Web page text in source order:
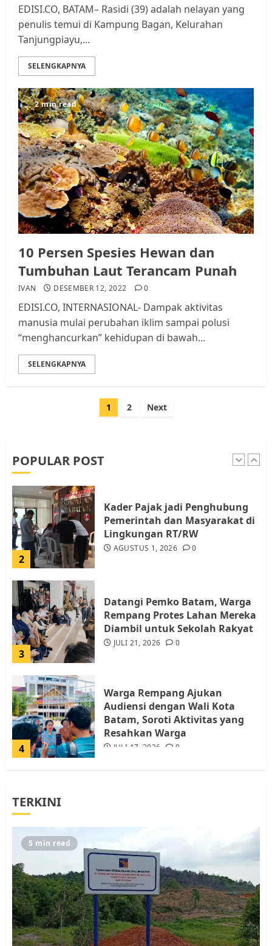
EDISI.CO, BATAM– Rasidi (39) adalah nelayan yang
penulis temui di Kampung Bagan, Kelurahan
Tanjungpiayu,...
SELENGKAPNYA
2 min read
10 Persen Spesies Hewan dan
Tumbuhan Laut Terancam Punah
IVAN DESEMBER 12, 2022 0
EDISI.CO, INTERNASIONAL- Dampak aktivitas
manusia mulai perubahan iklim sampai polusi
“menghancurkan” kehidupan di bawah...
SELENGKAPNYA
1 2 Next
POPULAR POST
3
Datangi Pemko Batam, Warga
Rempang Protes Lahan Mereka
Diambil untuk Sekolah Rakyat
JULI 21, 2026 0
4
Warga Rempang Ajukan
Audiensi dengan Wali Kota
Batam, Soroti Aktivitas yang
Resahkan Warga
JULI 17, 2026 0
Tim Advokasi Desak BP Batam
Berhenti Merampas Tanah
Warga Rempang
1
Pemko Batam Tegaskan RT dan
2
Kader Pajak jadi Penghubung
Pemerintah dan Masyarakat di
Lingkungan RT/RW
AGUSTUS 1, 2026 0
3
Datangi Pemko Batam, Warga
Rempang Protes Lahan Mereka
Diambil untuk Sekolah Rakyat
JULI 21, 2026 0
4
Warga Rempang Ajukan
Audiensi dengan Wali Kota
Batam, Soroti Aktivitas yang
Resahkan Warga
JULI 17, 2026 0
5
1
Pemko Batam Tegaskan RT dan
RW bukan Petugas Pendataan
dan Pemungutan Pajak
AGUSTUS 1, 2026 0
TERKINI
5 min read